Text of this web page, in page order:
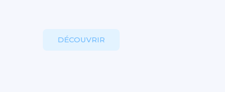
DÉCOUVRIR